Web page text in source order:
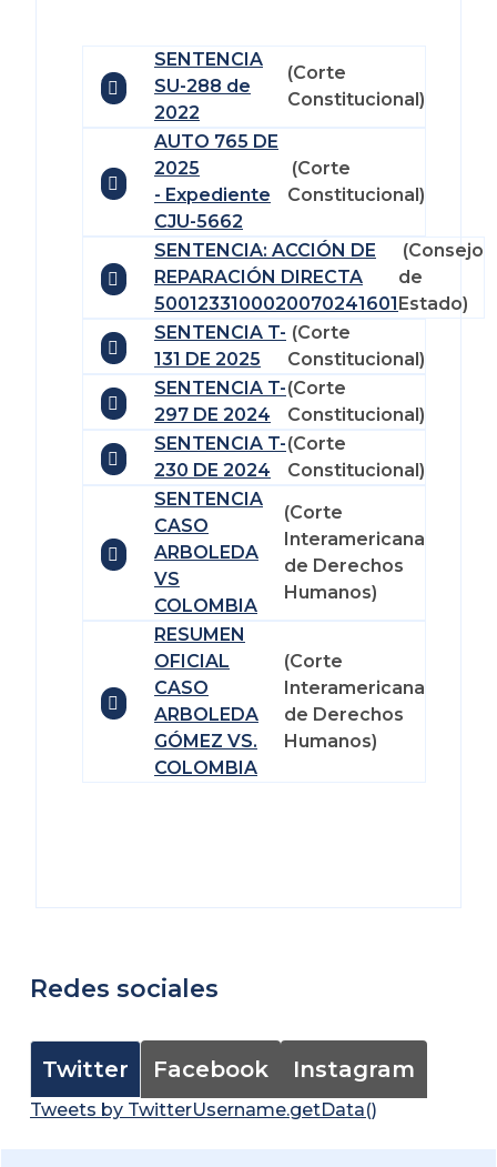
SENTENCIA
SU-288 de
2022
(Corte
Constitucional)
AUTO 765 DE
2025
- Expediente
CJU-5662
(Corte
Constitucional)
SENTENCIA: ACCIÓN DE
REPARACIÓN DIRECTA
5001233100020070241601
(Consejo
de
Estado)
SENTENCIA T-
131 DE 2025
(Corte
Constitucional)
SENTENCIA T-
297 DE 2024
(Corte
Constitucional)
SENTENCIA T-
230 DE 2024
(Corte
Constitucional)
SENTENCIA
CASO
ARBOLEDA
VS
COLOMBIA
(Corte
Interamericana
de Derechos
Humanos)
RESUMEN
OFICIAL
CASO
ARBOLEDA
GÓMEZ VS.
COLOMBIA
(Corte
Interamericana
de Derechos
Humanos)
Redes sociales
Twitter Facebook Instagram
Tweets by TwitterUsername.getData()